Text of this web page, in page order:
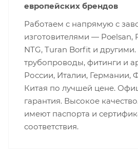
европейских брендов
Работаем с напрямую с
изготовителями — Poelsan,
NTG, Turan Borfit и
трубопроводы, фитинги и
России, Италии, Германии,
Китая по лучшей цене.
гарантия. Высокое
имеют паспорта и
соответствия.